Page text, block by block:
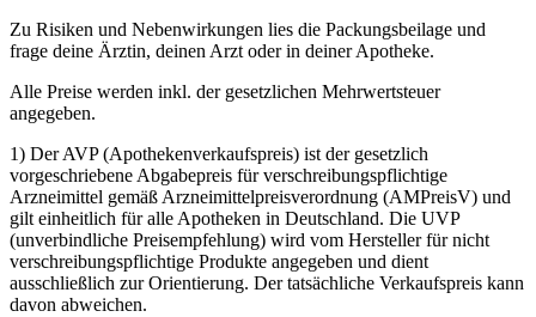
Zu Risiken und Nebenwirkungen lies die Packungsbeilage und
frage deine Ärztin, deinen Arzt oder in deiner Apotheke.
Alle Preise werden inkl. der gesetzlichen Mehrwertsteuer
angegeben.
1) Der AVP (Apothekenverkaufspreis) ist der gesetzlich
vorgeschriebene Abgabepreis für verschreibungspflichtige
Arzneimittel gemäß Arzneimittelpreisverordnung (AMPreisV) und
gilt einheitlich für alle Apotheken in Deutschland. Die UVP
(unverbindliche Preisempfehlung) wird vom Hersteller für nicht
verschreibungspflichtige Produkte angegeben und dient
ausschließlich zur Orientierung. Der tatsächliche Verkaufspreis kann
davon abweichen.